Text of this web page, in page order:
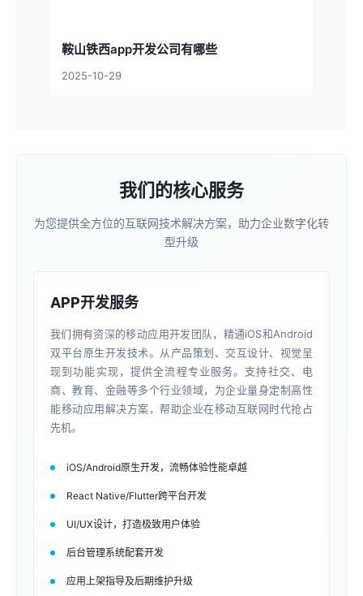
鞍山铁西app开发公司有哪些
2025-10-29
我们的核心服务
为您提供全方位的互联网技术解决方案，助力企业数字化转
型升级
APP开发服务
我们拥有资深的移动应用开发团队，精通iOS和Android
双平台原生开发技术。从产品策划、交互设计、视觉呈
现到功能实现，提供全流程专业服务。支持社交、电
商、教育、金融等多个行业领域，为企业量身定制高性
能移动应用解决方案，帮助企业在移动互联网时代抢占
先机。
iOS/Android原生开发，流畅体验性能卓越
React Native/Flutter跨平台开发
UI/UX设计，打造极致用户体验
后台管理系统配套开发
应用上架指导及后期维护升级